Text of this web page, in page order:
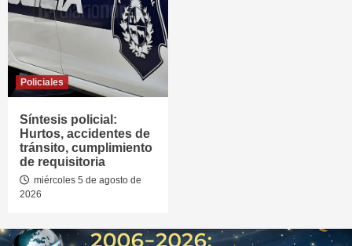
Policiales
Síntesis policial:
Hurtos, accidentes de
tránsito, cumplimiento
de requisitoria
miércoles 5 de agosto de
2026